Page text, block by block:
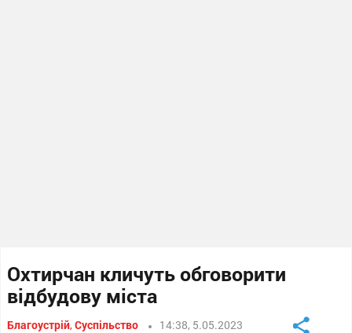
Охтирчан кличуть обговорити
відбудову міста
Благоустрій,Суспільство 14:38, 5.05.2023